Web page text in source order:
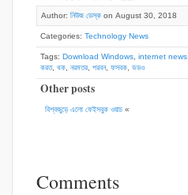
Author: নিউজ ডেস্ক on August 30, 2018
Categories: Technology News
Tags: Download Windows internet news
করত, থক নরমতর পরবন, ফসবক ভডও
Other posts
বিশ্বজুড়ে এলো ফেইসবুক ওয়াচ «
Comments